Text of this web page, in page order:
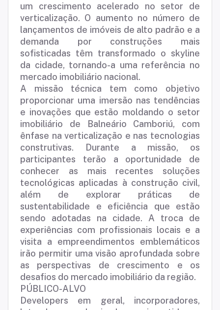
um crescimento acelerado no setor de
verticalização. O aumento no número de
lançamentos de imóveis de alto padrão e a
demanda por construções mais
sofisticadas têm transformado o skyline
da cidade, tornando-a uma referência no
mercado imobiliário nacional.
A missão técnica tem como objetivo
proporcionar uma imersão nas tendências
e inovações que estão moldando o setor
imobiliário de Balneário Camboriú, com
ênfase na verticalização e nas tecnologias
construtivas. Durante a missão, os
participantes terão a oportunidade de
conhecer as mais recentes soluções
tecnológicas aplicadas à construção civil,
além de explorar práticas de
sustentabilidade e eficiência que estão
sendo adotadas na cidade. A troca de
experiências com profissionais locais e a
visita a empreendimentos emblemáticos
irão permitir uma visão aprofundada sobre
as perspectivas de crescimento e os
desafios do mercado imobiliário da região.
PÚBLICO-ALVO
Developers em geral, incorporadores,